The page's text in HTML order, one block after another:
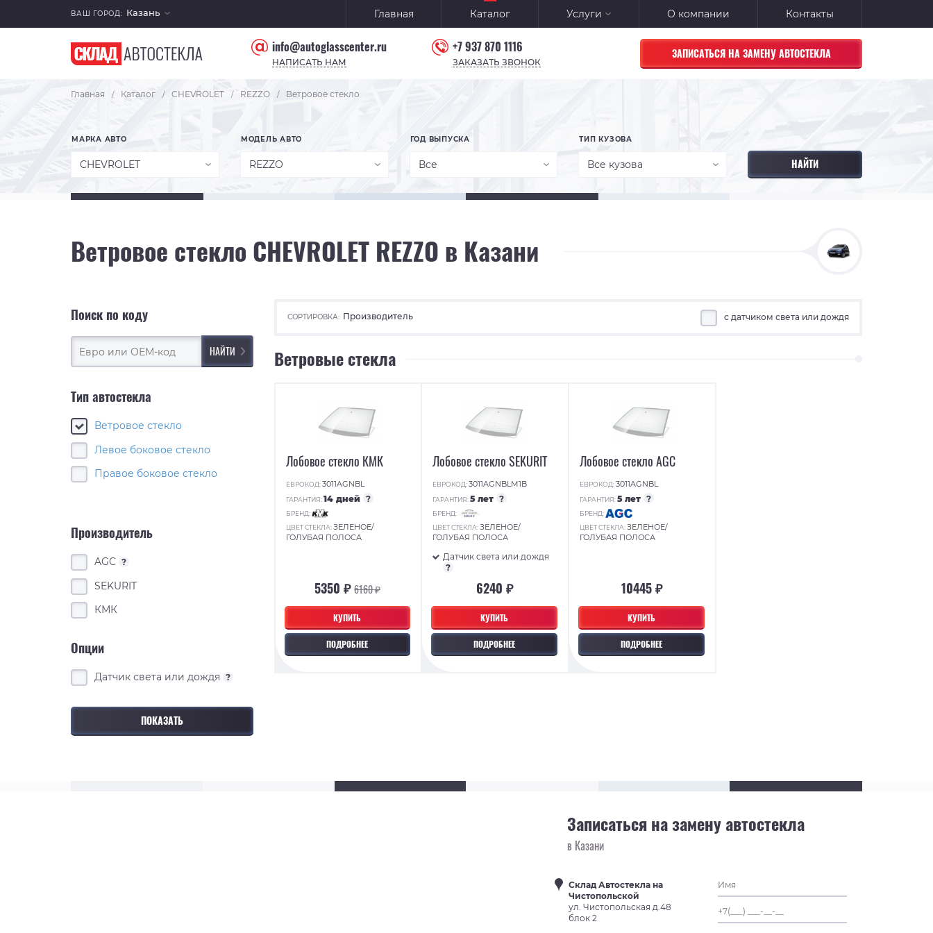
ВАШ ГОРОД: Казань Главная Каталог Услуги О компании Контакты
info@autoglasscenter.ru
НАПИСАТЬ НАМ
+7 937 870 1116
ЗАКАЗАТЬ ЗВОНОК
ЗАПИСАТЬСЯ НА ЗАМЕНУ АВТОСТЕКЛА
Главная / Каталог / CHEVROLET / REZZO / Ветровое стекло
МАРКА АВТО
CHEVROLET
МОДЕЛЬ АВТО
REZZO
ГОД ВЫПУСКА
Все
ТИП КУЗОВА
Все кузова
Ветровое стекло CHEVROLET REZZO в Казани
Поиск по коду
Тип автостекла
Ветровое стекло
Левое боковое стекло
Правое боковое стекло
Производитель
AGC ?
SEKURIT
КМК
Опции
Датчик света или дождя ?
СОРТИРОВКА: Производитель с датчиком света или дождя
Ветровые стекла
КУПИТЬ
ПОДРОБНЕЕ
Лобовое стекло КМК
ЕВРОКОД:3011AGNBL
ГАРАНТИЯ:14 дней ?
БРЕНД:
ЦВЕТ СТЕКЛА:ЗЕЛЕНОЕ/
ГОЛУБАЯ ПОЛОСА
5350 ₽6160 ₽
КУПИТЬ
ПОДРОБНЕЕ
Лобовое стекло SEKURIT
ЕВРОКОД:3011AGNBLM1B
ГАРАНТИЯ:5 лет ?
БРЕНД:
ЦВЕТ СТЕКЛА:ЗЕЛЕНОЕ/
ГОЛУБАЯ ПОЛОСА
Датчик света или дождя
?
6240 ₽
КУПИТЬ
ПОДРОБНЕЕ
Лобовое стекло AGC
ЕВРОКОД:3011AGNBL
ГАРАНТИЯ:5 лет ?
БРЕНД:
ЦВЕТ СТЕКЛА:ЗЕЛЕНОЕ/
ГОЛУБАЯ ПОЛОСА
10445 ₽
Записаться на замену автостекла
в Казани
Склад Автостекла на
Чистопольской
ул. Чистопольская д.48
блок 2